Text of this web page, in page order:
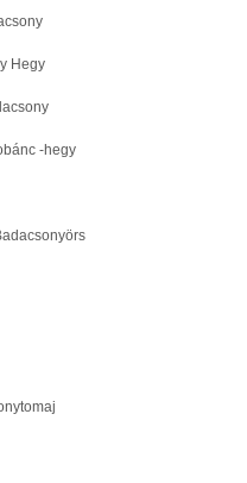
Hegy
-hegy